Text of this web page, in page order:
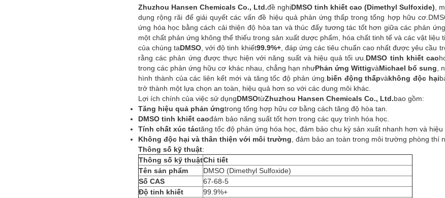
Zhuzhou Hansen Chemicals Co., Ltd.đề nghịDMSO tinh khiết cao (Dimethyl Sulfoxide),
dụng rộng rãi để giải quyết các vấn đề hiệu quả phản ứng thấp trong tổng hợp hữu
ứng hóa học bằng cách cải thiện độ hòa tan và thúc đẩy tương tác tốt hơn giữa các phản
một chất phản ứng không thể thiếu trong sản xuất dược phẩm, hóa chất tinh tế và các vật liệu
của chúng taDMSO, với độ tinh khiết99.9%+, đáp ứng các tiêu chuẩn cao nhất được yêu cầu
rằng các phản ứng được thực hiện với năng suất và hiệu quả tối ưu.DMSO tinh khiết cao
trong các phản ứng hữu cơ khác nhau, chẳng hạn nhưPhản ứng WittigvàMichael bổ sung,
hình thành của các liên kết mới và tăng tốc độ phản ứng.biến động thấpvàkhông độc hại
trở thành một lựa chọn an toàn, hiệu quả hơn so với các dung môi khác.
Lợi ích chính của việc sử dụngDMSOtừZhuzhou Hansen Chemicals Co., Ltd.bao gồm:
Tăng hiệu quả phản ứngtrong tổng hợp hữu cơ bằng cách tăng độ hòa tan.
DMSO tinh khiết caođảm bảo năng suất tốt hơn trong các quy trình hóa học.
Tính chất xúc táctăng tốc độ phản ứng hóa học, đảm bảo chu kỳ sản xuất nhanh hơn và hiệu
Không độc hại và thân thiện với môi trường, đảm bảo an toàn trong môi trường phòng thí
Thông số kỹ thuật:
Thông số kỹ thuậtChi tiết
Tên sản phẩm
DMSO (Dimethyl Sulfoxide)
Số CAS
67-68-5
Độ tinh khiết
99.9%+